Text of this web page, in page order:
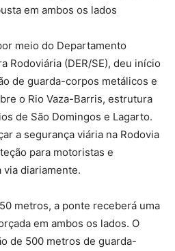
em ambos os lados
meio do Departamento
Rodoviária (DER/SE), deu início
de guarda-corpos metálicos e
o Rio Vaza-Barris, estrutura
de São Domingos e Lagarto.
a segurança viária na Rodovia
para motoristas e
diariamente.
metros, a ponte receberá uma
em ambos os lados. O
de 500 metros de guarda-